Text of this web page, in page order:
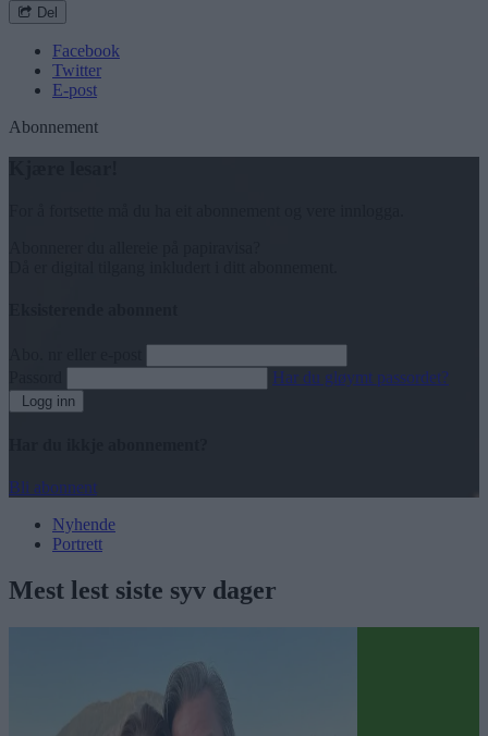
Del
Facebook
Twitter
E-post
Abonnement
Har du gløymt passordet?
Logg inn
Bli abonnent
Nyhende
Portrett
Mest lest siste syv dager